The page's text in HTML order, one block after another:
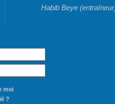
Habib Beye
moi
?